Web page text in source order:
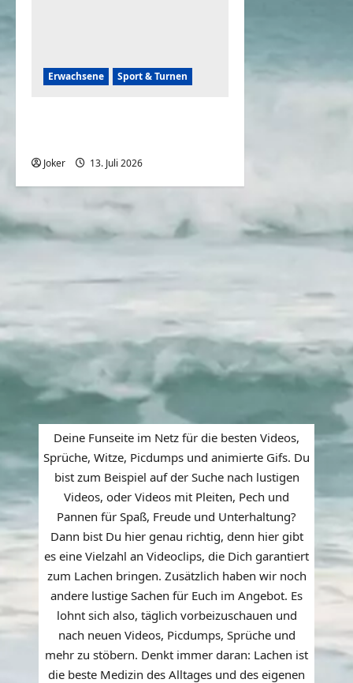
Erwachsene Sport & Turnen
Joker 13. Juli 2026
Deine Funseite im Netz für die besten Videos,
Sprüche, Witze, Picdumps und animierte Gifs. Du
bist zum Beispiel auf der Suche nach lustigen
Videos, oder Videos mit Pleiten, Pech und
Pannen für Spaß, Freude und Unterhaltung?
Dann bist Du hier genau richtig, denn hier gibt
es eine Vielzahl an Videoclips, die Dich garantiert
zum Lachen bringen. Zusätzlich haben wir noch
andere lustige Sachen für Euch im Angebot. Es
lohnt sich also, täglich vorbeizuschauen und
nach neuen Videos, Picdumps, Sprüche und
mehr zu stöbern. Denkt immer daran: Lachen ist
die beste Medizin des Alltages und des eigenen